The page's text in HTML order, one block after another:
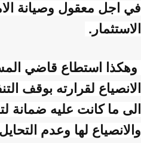
في اجل معقول وصيانة
الاستثمار.
وهكذا استطاع قاضي
الانصياع لقرارته بوقف
الى ما كانت عليه ضمانة
والانصياع لها وعدم